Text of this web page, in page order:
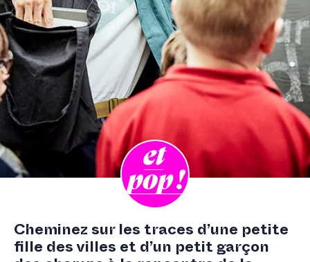
PARTENAIRES
CONTACT
Cheminez sur les traces d’une petite
fille des villes et d’un petit garçon